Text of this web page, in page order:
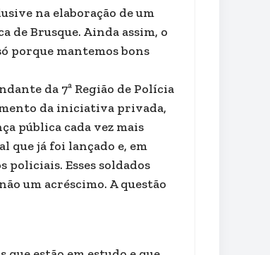
na elaboração de um
de Brusque. Ainda assim, o
porque mantemos bons
da 7ª Região de Polícia
da iniciativa privada,
pública cada vez mais
que já foi lançado e, em
policiais. Esses soldados
um acréscimo. A questão